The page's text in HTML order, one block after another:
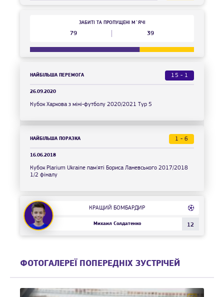
79
ЗАБИТІ ТА ПРОПУЩЕНІ М`ЯЧІ
39
НАЙБІЛЬША ПЕРЕМОГА 15 - 1
26.09.2020
Кубок Харкова з міні-футболу 2020/2021 Тур 5
НАЙБІЛЬША ПОРАЗКА 1 - 6
16.06.2018
Кубок Plarium Ukraine пам'яті Бориса Ланевського 2017/2018
1/2 фіналу
КРАЩИЙ БОМБАРДИР
Михаил Солдатенко 12
ФОТОГАЛЕРЕЇ ПОПЕРЕДНІХ ЗУСТРІЧЕЙ